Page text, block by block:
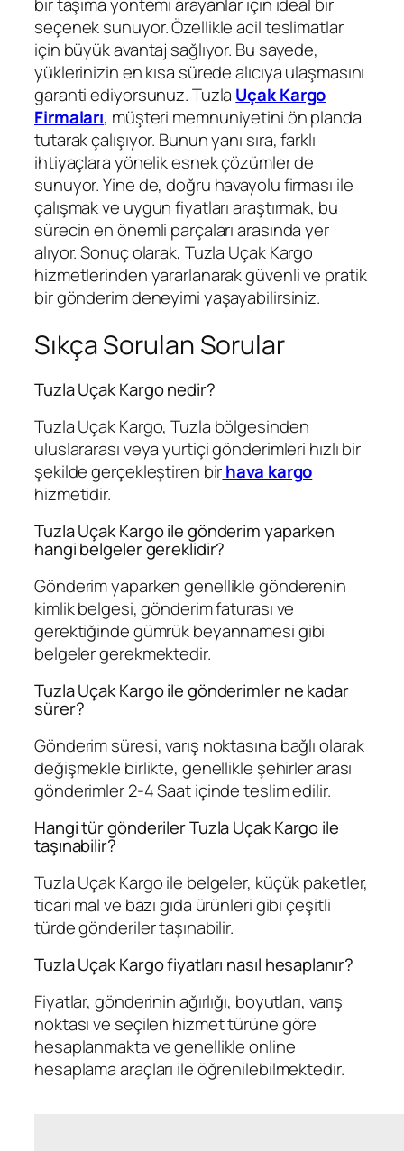
seçenek sunuyor. Özellikle acil teslimatlar
için büyük avantaj sağlıyor. Bu sayede,
yüklerinizin en kısa sürede alıcıya ulaşmasını
garanti ediyorsunuz. Tuzla Uçak Kargo
Firmaları, müşteri memnuniyetini ön planda
tutarak çalışıyor. Bunun yanı sıra, farklı
ihtiyaçlara yönelik esnek çözümler de
sunuyor. Yine de, doğru havayolu firması ile
çalışmak ve uygun fiyatları araştırmak, bu
sürecin en önemli parçaları arasında yer
alıyor. Sonuç olarak, Tuzla Uçak Kargo
hizmetlerinden yararlanarak güvenli ve pratik
bir gönderim deneyimi yaşayabilirsiniz.
Sıkça Sorulan Sorular
Tuzla Uçak Kargo nedir?
Tuzla Uçak Kargo, Tuzla bölgesinden
uluslararası veya yurtiçi gönderimleri hızlı bir
şekilde gerçekleştiren birhava kargo
hizmetidir.
Tuzla Uçak Kargo ile gönderim yaparken
hangi belgeler gereklidir?
Gönderim yaparken genellikle gönderenin
kimlik belgesi, gönderim faturası ve
gerektiğinde gümrük beyannamesi gibi
belgeler gerekmektedir.
Tuzla Uçak Kargo ile gönderimler ne kadar
sürer?
Gönderim süresi, varış noktasına bağlı olarak
değişmekle birlikte, genellikle şehirler arası
gönderimler 2-4 Saat içinde teslim edilir.
Hangi tür gönderiler Tuzla Uçak Kargo ile
taşınabilir?
Tuzla Uçak Kargo ile belgeler, küçük paketler,
ticari mal ve bazı gıda ürünleri gibi çeşitli
türde gönderiler taşınabilir.
Tuzla Uçak Kargo fiyatları nasıl hesaplanır?
Fiyatlar, gönderinin ağırlığı, boyutları, varış
noktası ve seçilen hizmet türüne göre
hesaplanmakta ve genellikle online
hesaplama araçları ile öğrenilebilmektedir.